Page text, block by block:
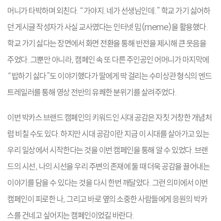
머니가 타박하며 외친다. “가야지. 네가 선생님인데.” 학교 가기 싫어하
던 게시글 작성자가 사실 교사였다는 인터넷 밈(meme)을 활용했다.
학교 가기 싫다는 장면에서 화면 전환을 통해 반전을 제시해 큰 웃음을
주었다. 그뿐만 아니라, 캠페인 속 또 다른 주인공인 어머니가 마지막에
“밥하기 싫다”도 이야기했다가 딸에게 딱 걸리는 수미상관 형식의 엔드
트레일러를 통해 영상 전반의 유쾌한 분위기를 살려주었다.
이번 박카스 브랜드 캠페인의 키워드인 시대 공감은 자칫 거창한 개념처
럼 비칠 수도 있다. 하지만 시대 공감이란 지금 이 시대를 살아가고 있는
우리 일상에서 시작한다는 것을 이번 캠페인을 통해 알 수 있었다. 브랜
드의 시선, 나의 시선을 우리 주변의 존재에 둘 때 더욱 공감을 끌어내는
이야기를 담을 수 있다는 것을 다시 한번 깨달았다. 그런 의미에서 이번
캠페인이 피로한 나, 그리고 바로 옆의 소중한 사람들에게 응원의 박카
스를 건네고 싶어지는 캠페인이었길 바란다.